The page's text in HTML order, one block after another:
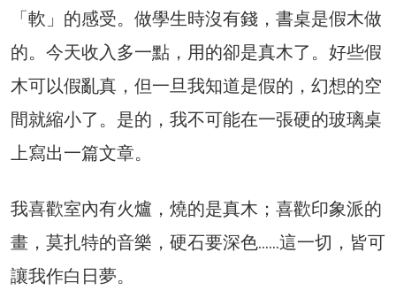
「軟」的感受。做學生時沒有錢，書桌是假木做
的。今天收入多一點，用的卻是真木了。好些假
木可以假亂真，但一旦我知道是假的，幻想的空
間就縮小了。是的，我不可能在一張硬的玻璃桌
上寫出一篇文章。
我喜歡室內有火爐，燒的是真木；喜歡印象派的
畫，莫扎特的音樂，硬石要深色……這一切，皆可
讓我作白日夢。